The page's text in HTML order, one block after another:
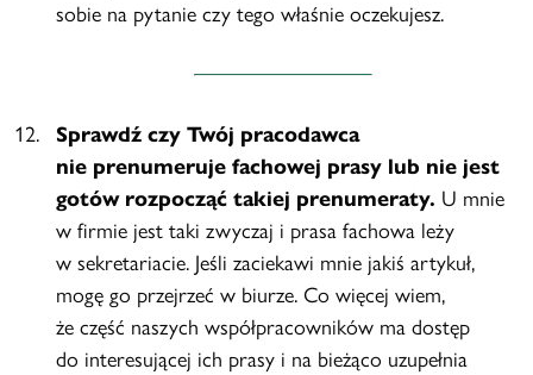
sobie na pytanie czy tego właśnie oczekujesz.
Sprawdź czy Twój pracodawca
nie prenumeruje fachowej prasy lub nie jest
gotów rozpocząć takiej prenumeraty. U mnie
w firmie jest taki zwyczaj i prasa fachowa leży
w sekretariacie. Jeśli zaciekawi mnie jakiś artykuł,
mogę go przejrzeć w biurze. Co więcej wiem,
że część naszych współpracowników ma dostęp
do interesującej ich prasy i na bieżąco uzupełnia